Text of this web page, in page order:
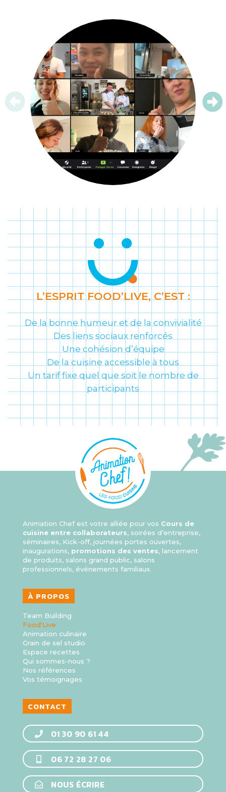
L’ESPRIT FOOD’LIVE, C’EST :
De la bonne humeur et de la convivialité
Des liens sociaux renforcés
Une cohésion d’équipe
De la cuisine accessible à tous
Un tarif fixe quel que soit le nombre de
participants
Animation Chef est votre alliée pour vos Cours de
cuisine entre collaborateurs, soirées d’entreprise,
séminaires, Kick-off, journées portes ouvertes,
inaugurations, promotions des ventes, lancement
de produits, salons grand public, salons
professionnels, événements familiaux.
À PROPOS
Team Building
Food'Live
Animation culinaire
Grain de sel studio
Espace recettes
Qui sommes-nous ?
Nos références
Vos témoignages
CONTACT
01 30 90 61 44
06 72 28 27 06
NOUS ÉCRIRE